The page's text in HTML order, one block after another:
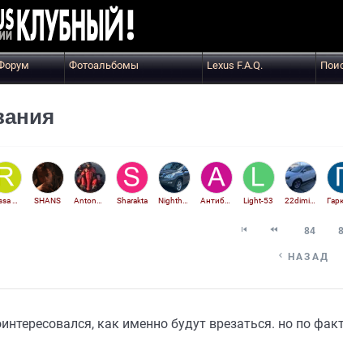
Фотоальбомы Lexus F.A.Q.
SHANS Sharakta Антибиотик Light-53 22dimitrov
  84
 НАЗАД
как именно будут врезаться. но по